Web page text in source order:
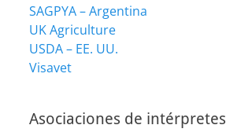
SAGPYA – Argentina
UK Agriculture
USDA – EE. UU.
Visavet
Asociaciones de intérpretes